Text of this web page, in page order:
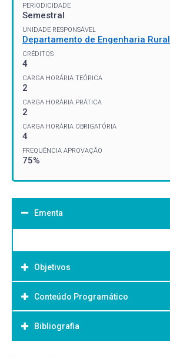
PERIODICIDADE
Semestral
UNIDADE RESPONSÁVEL
Departamento de Engenharia Rural
CRÉDITOS
4
CARGA HORÁRIA TEÓRICA
2
CARGA HORÁRIA PRÁTICA
2
CARGA HORÁRIA OBRIGATÓRIA
4
FREQUÊNCIA APROVAÇÃO
75%
Ementa
Objetivos
Objetivo Geral:
Conteúdo Programático
Bibliografia